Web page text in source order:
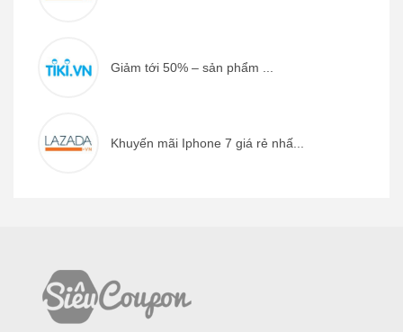
Giảm tới 50% – sản phẩm ...
Khuyến mãi Iphone 7 giá rẻ nhấ...